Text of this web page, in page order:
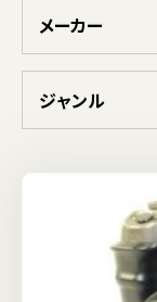
メーカー
ジャンル